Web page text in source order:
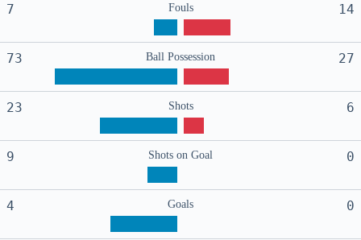
7 Fouls 14
73 Ball Possession 27
23 Shots 6
9 Shots on Goal 0
4 Goals 0